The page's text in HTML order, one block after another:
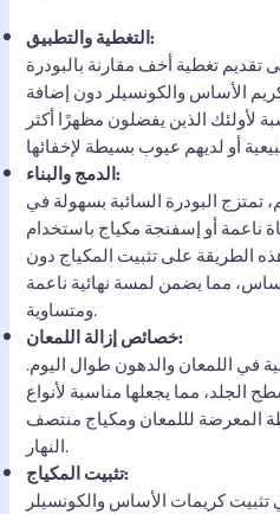
التغطية والتطبيق:
تقديم تغطية أخف مقارنة بالبودرة
الأساس والكونسيلر دون إضافة
لأولئك الذين يفضلون مظهرًا أكثر
الدمج والبناء:
تمتزج البودرة السائبة بسهولة في
ناعمة أو إسفنجة مكياج باستخدام
الطريقة على تثبيت المكياج دون
مما يضمن لمسة نهائية ناعمة
ومتساوية.
خصائص إزالة اللمعان:
في اللمعان والدهون طوال اليوم.
الجلد، مما يجعلها مناسبة لأنواع
المعرضة لللمعان ومكياج منتصف
النهار.
تثبيت المكياج:
كريمات الأساس والكونسيلر